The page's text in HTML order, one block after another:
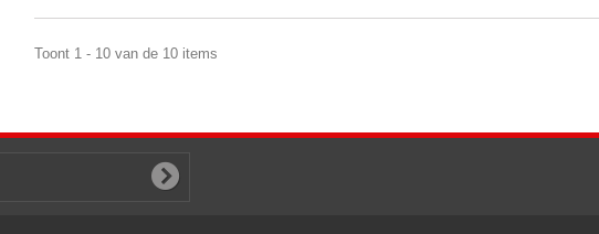
Toont 1 - 10 van de 10 items